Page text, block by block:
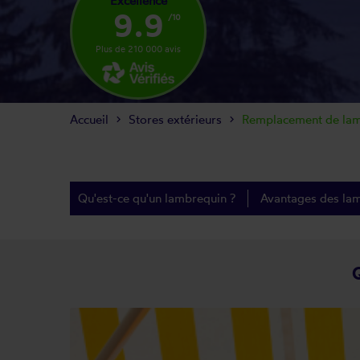
9.9 /10
Plus de 210 000 avis
Qu'est-ce qu'un lambrequin ? Avantages des
Accueil Stores extérieurs Remplacement de